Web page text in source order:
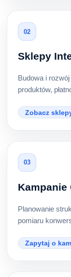
02
Sklepy
Budowa i
produktów,
Zobacz
03
Kampanie
Planowanie
pomiaru
Zapytaj o